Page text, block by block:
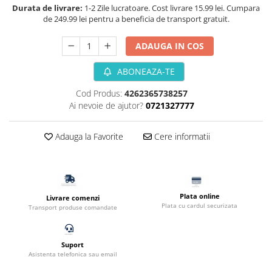
Filtru extern acvariu
Pompe aer acvariu
Pompa apa acvariu
Neoane si LED-uri pentru acvarii
Substrat acvariu
Sisteme CO2
Fertilizatori acvarii
Tratamente pesti acvariu
Furtune si conectori acvarii
Curatare acvarii
Durata de livrare: 1-2 Zile lucratoare. Cost livrare 15.99 lei. Cumpara
de 249.99 lei pentru a beneficia de transport gratuit.
ADAUGA IN COS
ABONEAZA-TE
Cod Produs: 4262365738257
Ai nevoie de ajutor? 0721327777
Adauga la Favorite Cere informatii
Livrare comenzi
Transport produse comandate
Plata online
Plata cu cardul securizata
Suport
Asistenta telefonica sau email